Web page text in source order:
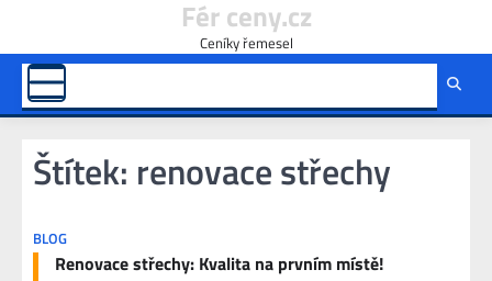
content
Fér ceny.cz
Ceníky řemesel
Štítek: renovace střechy
BLOG
Renovace střechy: Kvalita na prvním místě!